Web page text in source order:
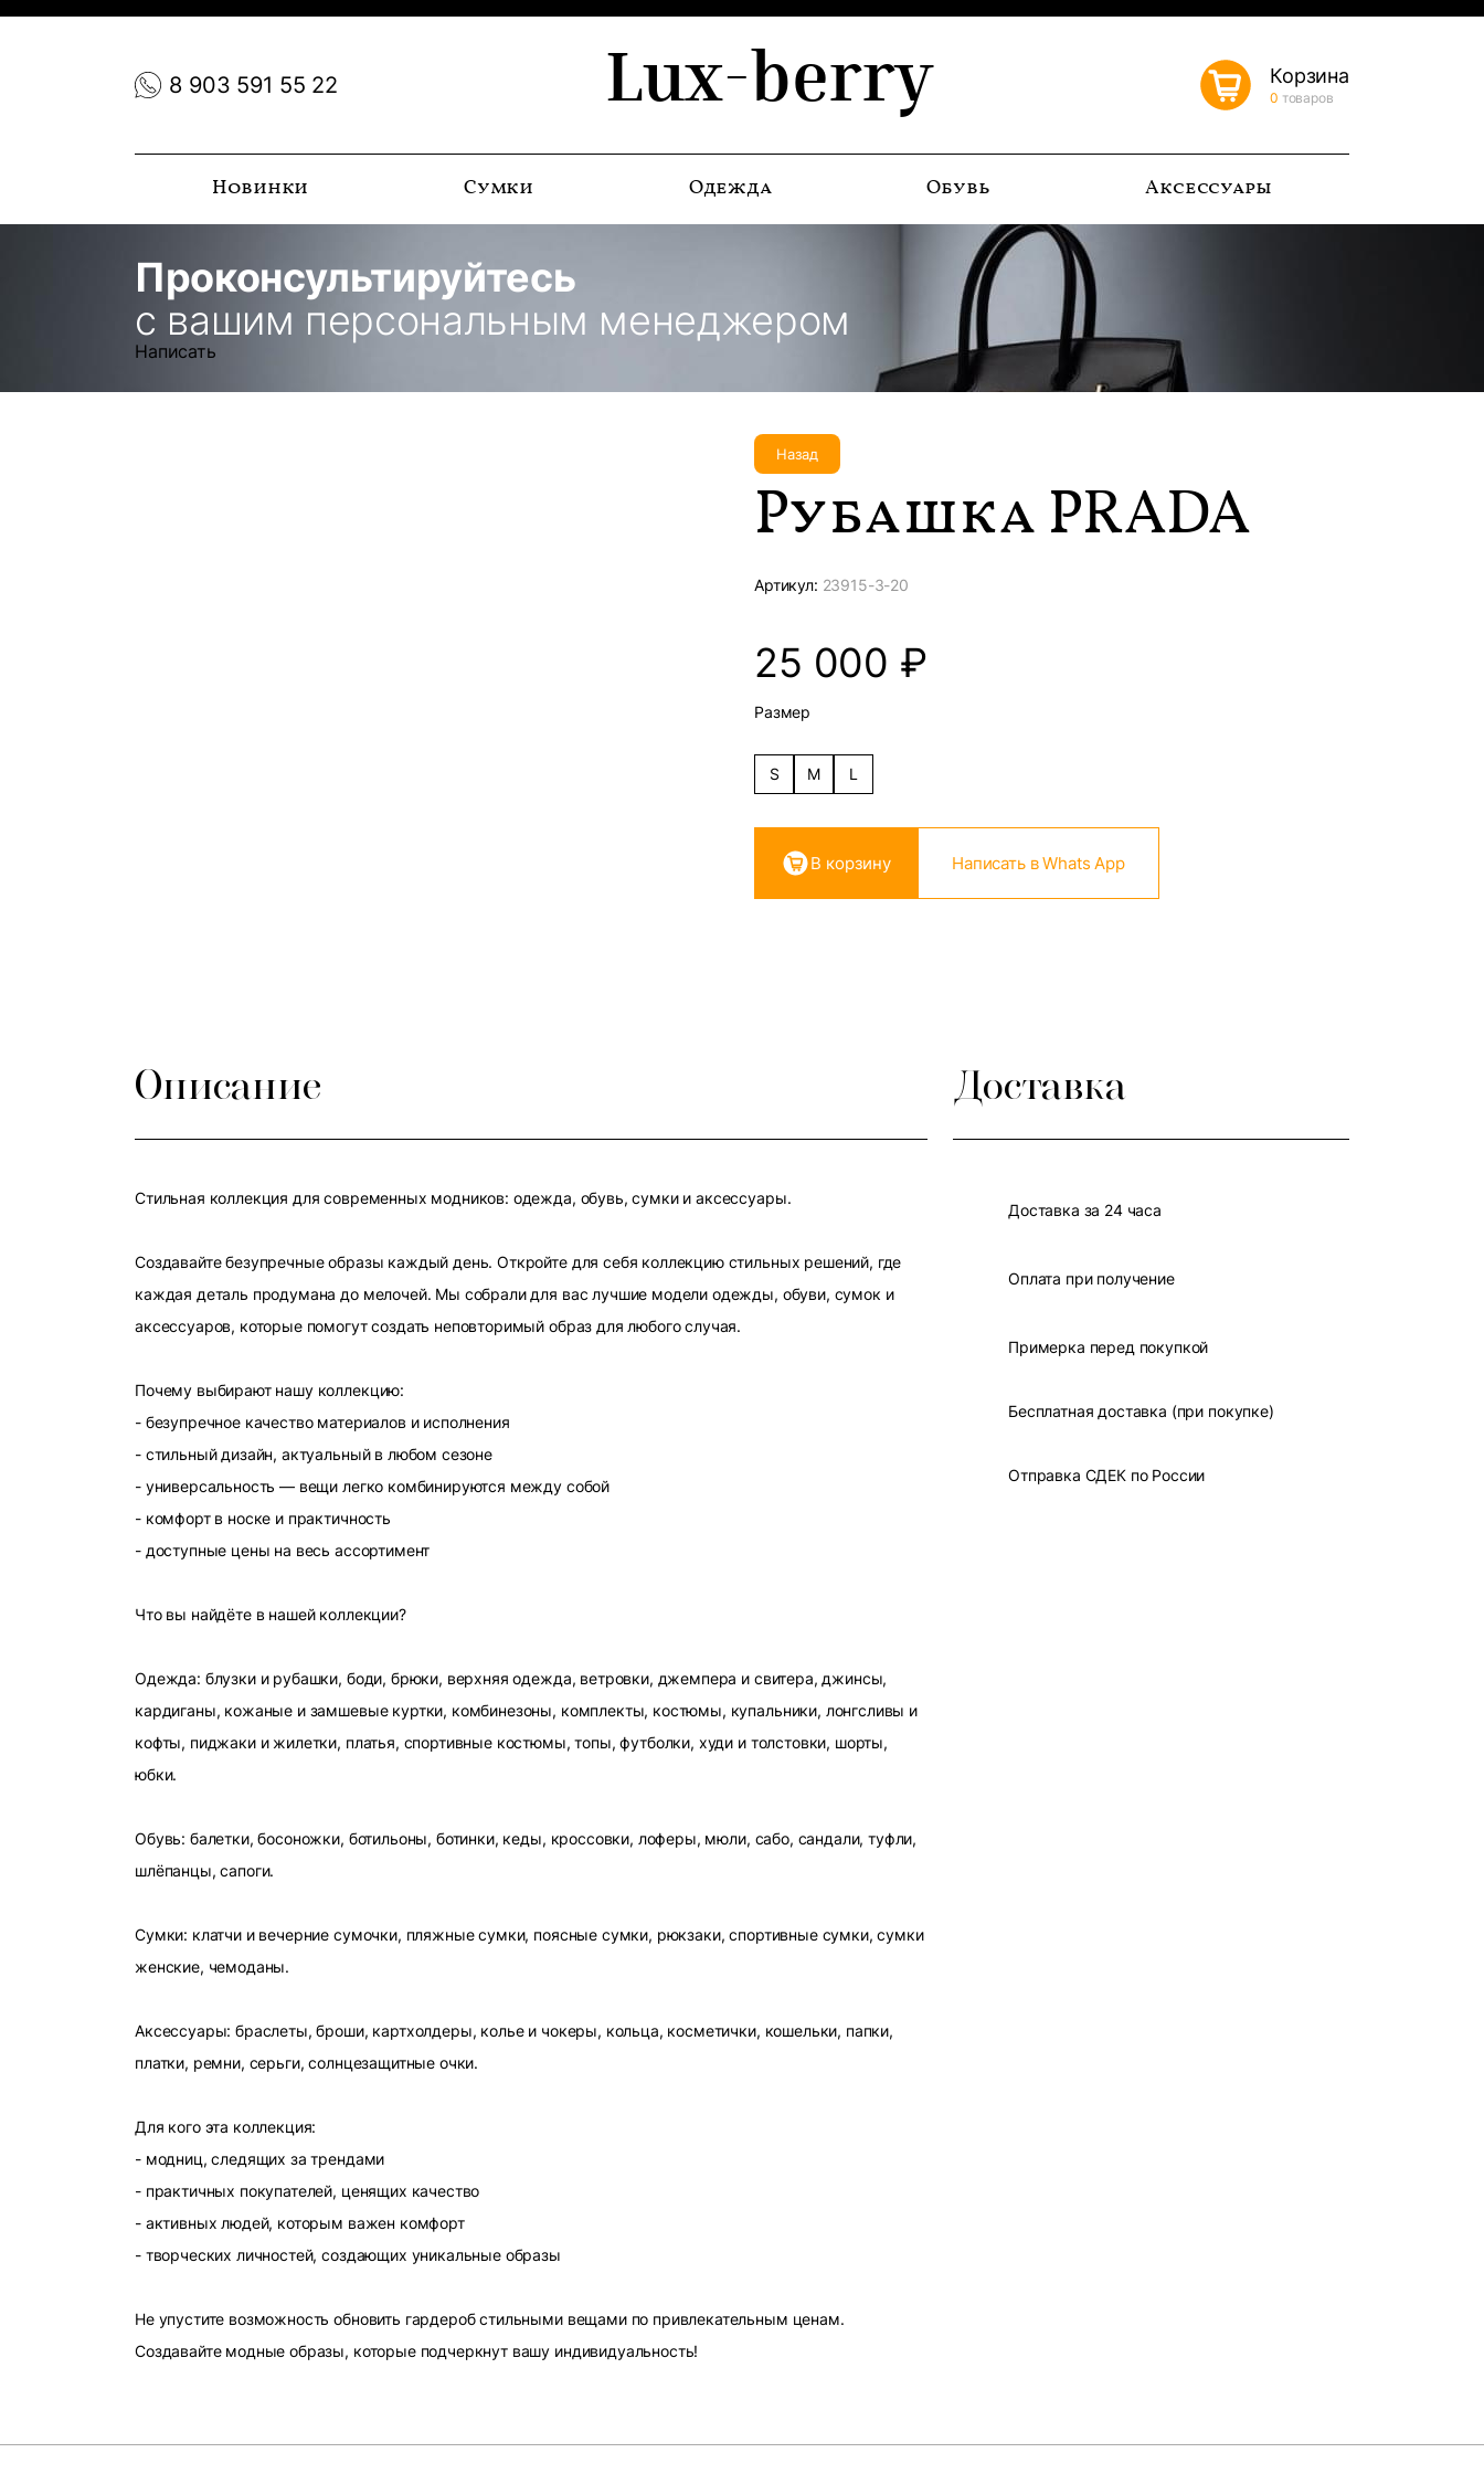
8 903 591 55 22 Lux-berry Корзина
0 товаров
Новинки Сумки Одежда Обувь Аксессуары
Проконсультируйтесь
с вашим персональным менеджером
Написать
Назад
Рубашка PRADA
Артикул: 23915-3-20
25 000 ₽
Размер
S M L
В корзину Написать в Whats App
Описание
Стильная коллекция для современных модников: одежда, обувь, сумки и аксессуары.
Создавайте безупречные образы каждый день. Откройте для себя коллекцию стильных решений, где
каждая деталь продумана до мелочей. Мы собрали для вас лучшие модели одежды, обуви, сумок и
аксессуаров, которые помогут создать неповторимый образ для любого случая.
Почему выбирают нашу коллекцию:
- безупречное качество материалов и исполнения
- стильный дизайн, актуальный в любом сезоне
- универсальность — вещи легко комбинируются между собой
- комфорт в носке и практичность
- доступные цены на весь ассортимент
Что вы найдёте в нашей коллекции?
Одежда: блузки и рубашки, боди, брюки, верхняя одежда, ветровки, джемпера и свитера, джинсы,
кардиганы, кожаные и замшевые куртки, комбинезоны, комплекты, костюмы, купальники, лонгсливы и
кофты, пиджаки и жилетки, платья, спортивные костюмы, топы, футболки, худи и толстовки, шорты,
юбки.
Обувь: балетки, босоножки, ботильоны, ботинки, кеды, кроссовки, лоферы, мюли, сабо, сандали, туфли,
шлёпанцы, сапоги.
Сумки: клатчи и вечерние сумочки, пляжные сумки, поясные сумки, рюкзаки, спортивные сумки, сумки
женские, чемоданы.
Аксессуары: браслеты, броши, картхолдеры, колье и чокеры, кольца, косметички, кошельки, папки,
платки, ремни, серьги, солнцезащитные очки.
Для кого эта коллекция:
- модниц, следящих за трендами
- практичных покупателей, ценящих качество
- активных людей, которым важен комфорт
- творческих личностей, создающих уникальные образы
Не упустите возможность обновить гардероб стильными вещами по привлекательным ценам.
Создавайте модные образы, которые подчеркнут вашу индивидуальность!
Доставка
Доставка за 24 часа
Оплата при получение
Примерка перед покупкой
Бесплатная доставка (при покупке)
Отправка СДЕК по России